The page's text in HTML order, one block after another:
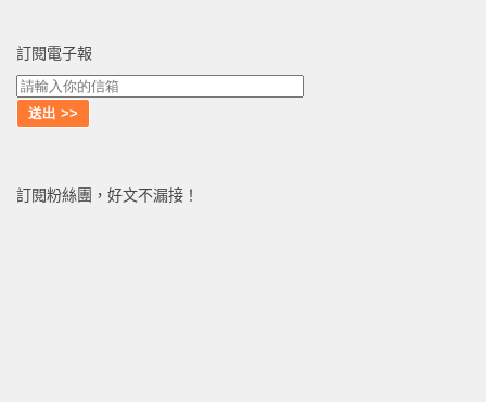
訂閱電子報
訂閱粉絲團，好文不漏接！